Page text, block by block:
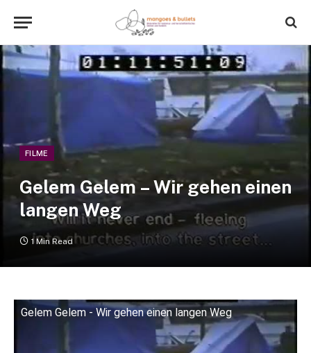
FILME
Gelem Gelem – Wir gehen einen
langen Weg
1 Min Read
Gelem Gelem - Wir gehen einen langen Weg